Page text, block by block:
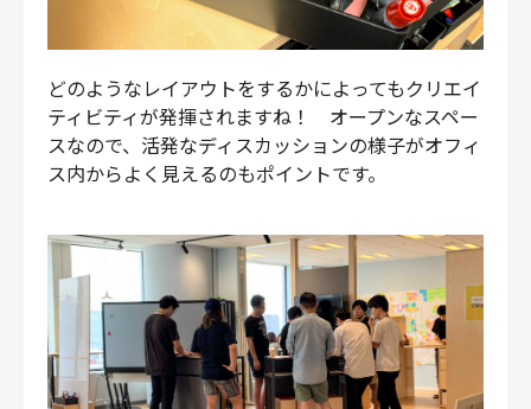
どのようなレイアウトをするかによってもクリエイ
ティビティが発揮されますね！ オープンなスペー
スなので、活発なディスカッションの様子がオフィ
ス内からよく見えるのもポイントです。